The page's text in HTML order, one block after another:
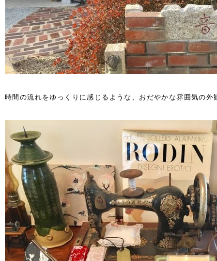
時間の流れをゆっくりに感じるような、おだやかな雰囲気の外